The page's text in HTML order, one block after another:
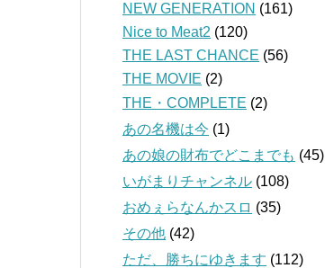
NEW GENERATION (161)
Nice to Meat2 (120)
THE LAST CHANCE (56)
THE MOVIE (2)
THE・COMPLETE (2)
あの名機は今 (1)
あの娘の財布でどこまでも (45)
いがまりチャンネル (108)
おめぇらなんかスロ (35)
その他 (42)
ただ、勝ちにゆきます (112)